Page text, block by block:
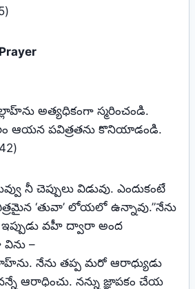
అత్యధికంగా స్మరించండి.
ఆయన పవిత్రతను కొనియాడండి.
నీ చెప్పులు విడువు. ఎందుకంటే
‘తువా’ లోయలో ఉన్నావు.”నేను
ఇప్పుడు వహీ ద్వారా అంద
–
నేను తప్ప మరో ఆరాధ్యుడు
ఆరాధించు. నన్ను జ్ఞాపకం చేయ